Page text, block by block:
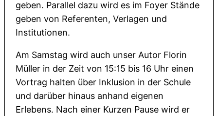
geben. Parallel dazu wird es im Foyer Stände
geben von Referenten, Verlagen und
Institutionen.
Am Samstag wird auch unser Autor Florin
Müller in der Zeit von 15:15 bis 16 Uhr einen
Vortrag halten über Inklusion in der Schule
und darüber hinaus anhand eigenen
Erlebens. Nach einer Kurzen Pause wird er